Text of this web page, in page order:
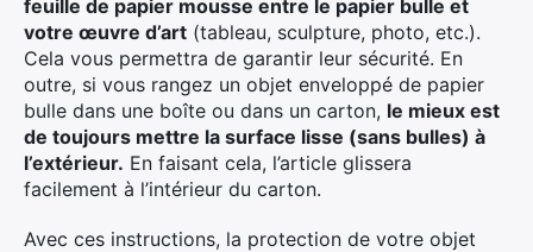
feuille de papier mousse entre le papier bulle et
votre œuvre d’art (tableau, sculpture, photo, etc.).
Cela vous permettra de garantir leur sécurité. En
outre, si vous rangez un objet enveloppé de papier
bulle dans une boîte ou dans un carton, le mieux est
de toujours mettre la surface lisse (sans bulles) à
l’extérieur. En faisant cela, l’article glissera
facilement à l’intérieur du carton.
Avec ces instructions, la protection de votre objet